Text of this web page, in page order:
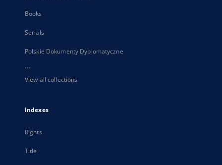
Books
Serials
Polskie Dokumenty Dyplomatyczne
...
View all collections
Indexes
Rights
Title